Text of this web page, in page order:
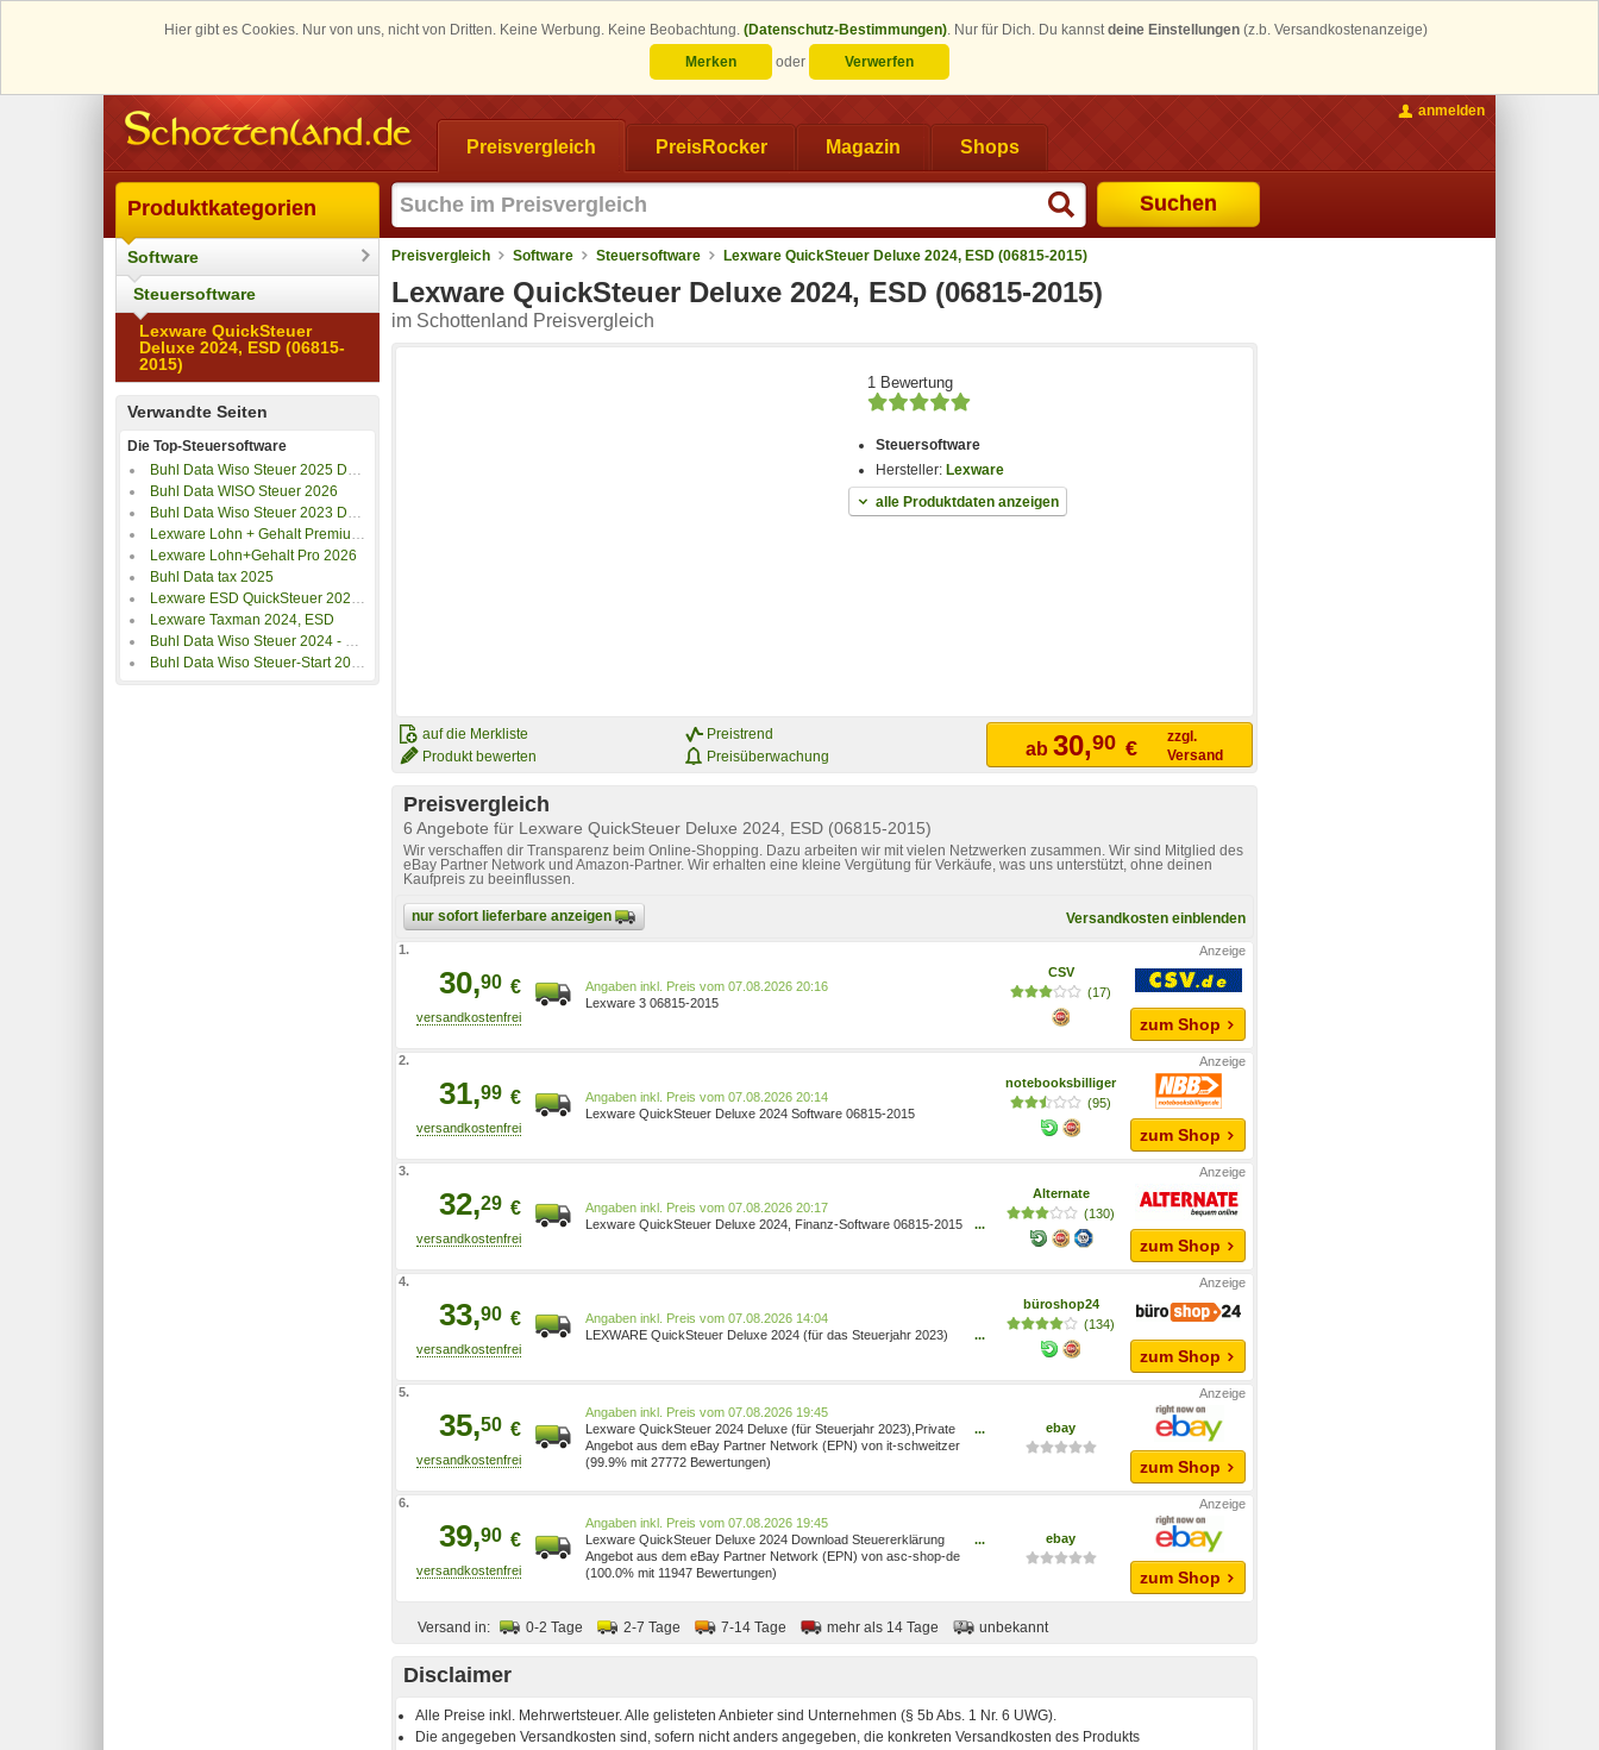
Hier gibt es Cookies. Nur von uns, nicht von Dritten. Keine Werbung. Keine Beobachtung. (Datenschutz-Bestimmungen). Nur für Dich. Du kannstdeine Einstellungen (z.b. Versandkostenanzeige)
Merken
oder Verwerfen
Preisvergleich PreisRocker Magazin Shops
Suchen
anmelden
Produktkategorien
Software
Steuersoftware
Lexware QuickSteuer
Deluxe 2024, ESD (06815-
2015)
Verwandte Seiten
Die Top-Steuersoftware
Buhl Data Wiso Steuer 2025 Download & Produktschlüssel
Buhl Data WISO Steuer 2026
Buhl Data Wiso Steuer 2023 Download
Lexware Lohn + Gehalt Premium 2026
Lexware Lohn+Gehalt Pro 2026
Buhl Data tax 2025
Lexware ESD QuickSteuer 2023 Download
Lexware Taxman 2024, ESD
Buhl Data Wiso Steuer 2024 - Download & Produktschlüssel
Buhl Data Wiso Steuer-Start 2021 [Download]
Preisvergleich Software Steuersoftware Lexware QuickSteuer Deluxe 2024, ESD (06815-2015)
Lexware QuickSteuer Deluxe 2024, ESD (06815-2015)
im Schottenland Preisvergleich
1 Bewertung
Steuersoftware
Hersteller: Lexware
alle Produktdaten anzeigen
auf die Merkliste
Produkt bewerten
Preistrend
Preisüberwachung
ab 30,90 €
zzgl.
Versand
Preisvergleich
6 Angebote für Lexware QuickSteuer Deluxe 2024, ESD (06815-2015)
Wir verschaffen dir Transparenz beim Online-Shopping. Dazu arbeiten wir mit vielen Netzwerken zusammen. Wir sind Mitglied des
eBay Partner Network und Amazon-Partner. Wir erhalten eine kleine Vergütung für Verkäufe, was uns unterstützt, ohne deinen
Kaufpreis zu beeinflussen.
nur sofort lieferbare anzeigen Versandkosten einblenden
1.
30,90 €
Preis vom 07.08.2026 20:16
Lexware 3 06815-2015
CSV
(17)
zum Shop
2.
31,99 €
Preis vom 07.08.2026 20:14
Lexware QuickSteuer Deluxe 2024 Software 06815-2015
notebooksbilliger
(95)
zum Shop
3.
32,29 €
Preis vom 07.08.2026 20:17
Lexware QuickSteuer Deluxe 2024, Finanz-Software 06815-2015
...
Alternate
(130)
zum Shop
4.
33,90 €
Preis vom 07.08.2026 14:04
LEXWARE QuickSteuer Deluxe 2024 (für das Steuerjahr 2023)
...
büroshop24
(134)
zum Shop
5.
35,50 €
Preis vom 07.08.2026 19:45
Lexware QuickSteuer 2024 Deluxe (für Steuerjahr 2023),Private
und gew. Steuer, Download 06815-2015
...
Angebot aus dem eBay Partner Network (EPN) von it-schweitzer
(99.9% mit 27772 Bewertungen)
ebay
zum Shop
6.
39,90 €
Preis vom 07.08.2026 19:45
Lexware QuickSteuer Deluxe 2024 Download Steuererklärung
2023 Windows 10/11 (NEU 06815-2015
...
Angebot aus dem eBay Partner Network (EPN) von asc-shop-de
(100.0% mit 11947 Bewertungen)
ebay
zum Shop
Versand in: 0-2 Tage 2-7 Tage 7-14 Tage mehr als 14 Tage unbekannt
Disclaimer